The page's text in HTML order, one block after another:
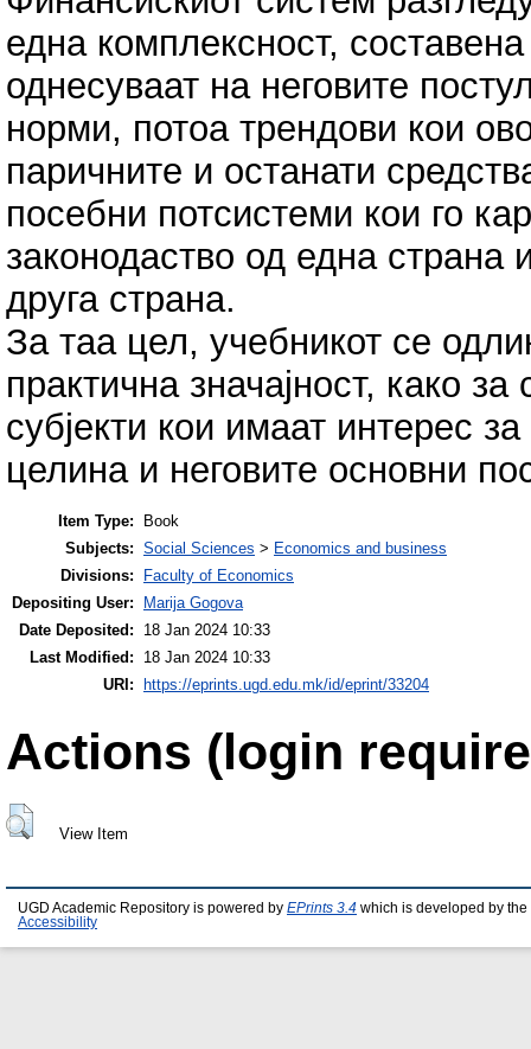
една комплексност,
однесуваат на неговите
норми, потоа трендови кои
паричните и останати
посебни потсистеми кои го
законодаство од една
друга страна.
За таа цел, учебникот се
практична значајност, како
субјекти кои имаат интерес
целина и неговите основни
Item Type:
Book
Subjects: Social Sciences > Economics and business
Divisions:
Faculty of Economics
Depositing User:
Marija Gogova
Date Deposited:
18 Jan 2024 10:33
Last Modified:
18 Jan 2024 10:33
URI:
https://eprints.ugd.edu.mk/id/eprint/33204
Actions (login
View Item
UGD Academic Repository is powered by EPrints 3.4 which is developed by the
Accessibility